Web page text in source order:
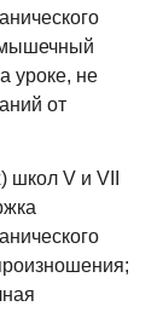
уроке, не
от
V и VII